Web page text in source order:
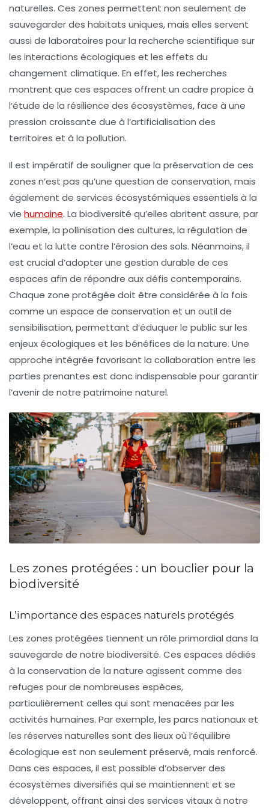
naturelles. Ces zones permettent non seulement de
sauvegarder des habitats uniques, mais elles servent
aussi de laboratoires pour la recherche scientifique sur
les interactions écologiques et les effets du
changement climatique. En effet, les recherches
montrent que ces espaces offrent un cadre propice à
l’étude de la résilience des écosystèmes, face à une
pression croissante due à l’artificialisation des
territoires et à la pollution.
Il est impératif de souligner que la préservation de ces
zones n’est pas qu’une question de conservation, mais
également de services écosystémiques essentiels à la
vie humaine. La biodiversité qu’elles abritent assure, par
exemple, la pollinisation des cultures, la régulation de
l’eau et la lutte contre l’érosion des sols. Néanmoins, il
est crucial d’adopter une gestion durable de ces
espaces afin de répondre aux défis contemporains.
Chaque zone protégée doit être considérée à la fois
comme un espace de conservation et un outil de
sensibilisation, permettant d’éduquer le public sur les
enjeux écologiques et les bénéfices de la nature. Une
approche intégrée favorisant la collaboration entre les
parties prenantes est donc indispensable pour garantir
l’avenir de notre patrimoine naturel.
Les zones protégées : un bouclier pour la
biodiversité
L’importance des espaces naturels protégés
Les zones protégées tiennent un rôle primordial dans la
sauvegarde de notre biodiversité. Ces espaces dédiés
à la conservation de la nature agissent comme des
refuges pour de nombreuses espèces,
particulièrement celles qui sont menacées par les
activités humaines. Par exemple, les parcs nationauxet
les réserves naturelles sont des lieux où l’équilibre
écologique est non seulement préservé, mais renforcé.
Dans ces espaces, il est possible d’observer des
écosystèmes diversifiés qui se maintiennent et se
développent, offrant ainsi des services vitaux à notre